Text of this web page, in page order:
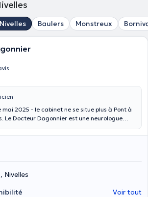
Nivelles Baulers Monstreux
2025 - le cabinet ne se situe plus à Pont à
son cabinet à Nivelles pour des consultations
en AVC, migraines et commotions
Nivelles
Voir tout